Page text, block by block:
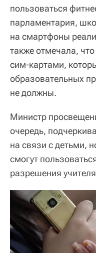
пользоваться
парламентария,
на смартфоны
также отмечала,
сим-картами,
образовательных
не должны.
Министр
очередь,
на связи с детьми,
смогут
разрешения